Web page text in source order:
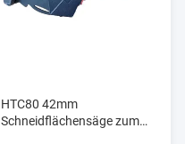
HTC80 42mm
Schneidflächensäge zum